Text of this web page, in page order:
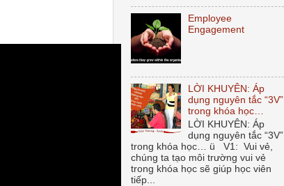
Employee
Engagement
LỜI KHUYÊN: Áp
dụng nguyên tắc “3V”
trong khóa học…
LỜI KHUYÊN: Áp
dụng nguyên tắc “3V”
trong khóa học… ü V1: Vui vẻ,
chúng ta tạo môi trường vui vẻ
trong khóa học sẽ giúp học viên
tiếp...